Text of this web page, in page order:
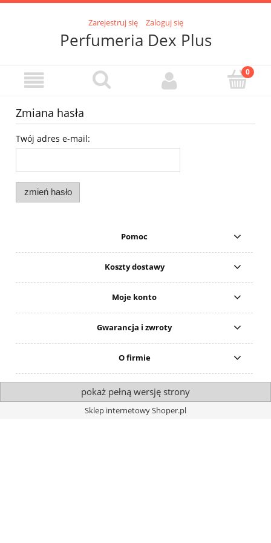
Zarejestruj się Zaloguj się
Perfumeria Dex Plus
Zmiana hasła
Twój adres e-mail:
zmień hasło
Pomoc
Koszty dostawy
Moje konto
Gwarancja i zwroty
O firmie
pokaż pełną wersję strony
Sklep internetowy Shoper.pl